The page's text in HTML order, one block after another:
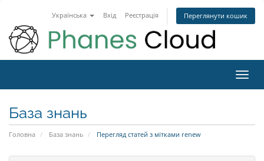
Українська Вхід Реєстрація Переглянути кошик
База знань
Головна База знань Перегляд статей з мітками renew